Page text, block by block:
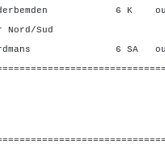
Vanderbemden 6 K
Sud
Eerdmans 6 SA